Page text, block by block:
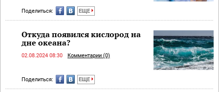
Поделиться: ЕЩЕ
Откуда появился кислород на
дне океана?
02.08.2024 08:30 Комментарии (0)
Поделиться: ЕЩЕ